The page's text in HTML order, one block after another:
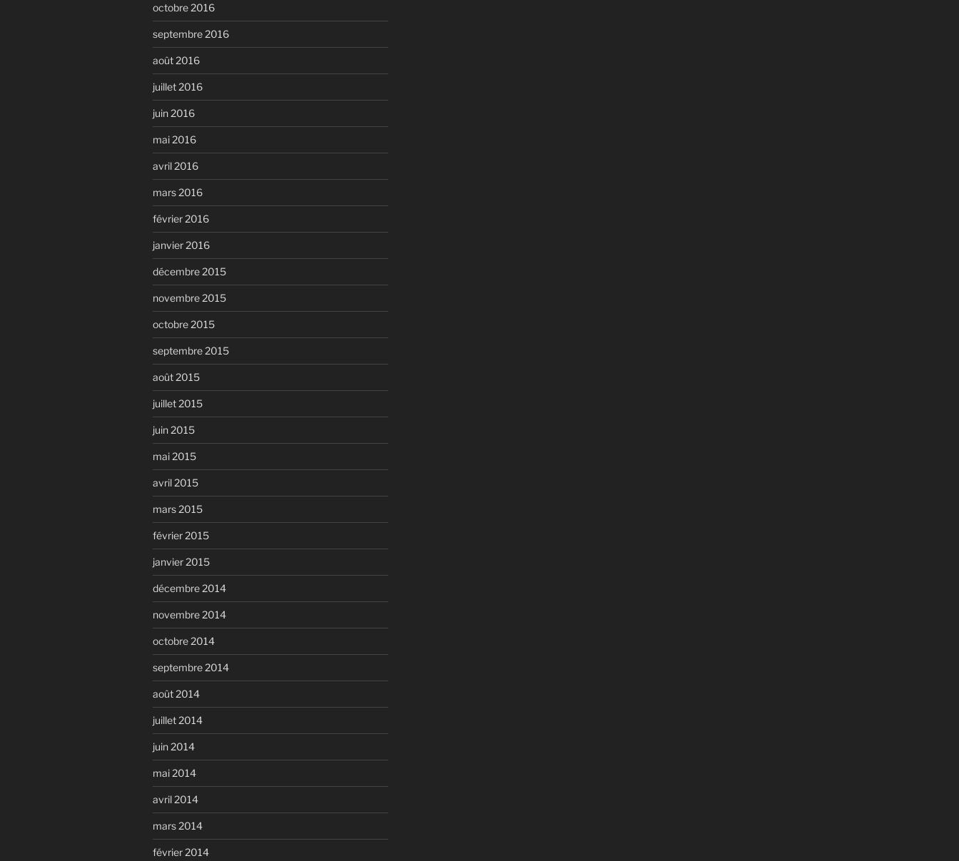
octobre 2016
septembre 2016
août 2016
juillet 2016
juin 2016
mai 2016
avril 2016
mars 2016
février 2016
janvier 2016
décembre 2015
novembre 2015
octobre 2015
septembre 2015
août 2015
juillet 2015
juin 2015
mai 2015
avril 2015
mars 2015
février 2015
janvier 2015
décembre 2014
novembre 2014
octobre 2014
septembre 2014
août 2014
juillet 2014
juin 2014
mai 2014
avril 2014
mars 2014
février 2014